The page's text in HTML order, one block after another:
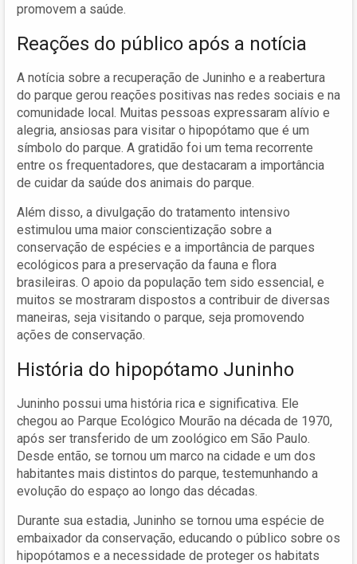
promovem a saúde.
Reações do público após a notícia
A notícia sobre a recuperação de Juninho e a reabertura
do parque gerou reações positivas nas redes sociais e na
comunidade local. Muitas pessoas expressaram alívio e
alegria, ansiosas para visitar o hipopótamo que é um
símbolo do parque. A gratidão foi um tema recorrente
entre os frequentadores, que destacaram a importância
de cuidar da saúde dos animais do parque.
Além disso, a divulgação do tratamento intensivo
estimulou uma maior conscientização sobre a
conservação de espécies e a importância de parques
ecológicos para a preservação da fauna e flora
brasileiras. O apoio da população tem sido essencial, e
muitos se mostraram dispostos a contribuir de diversas
maneiras, seja visitando o parque, seja promovendo
ações de conservação.
História do hipopótamo Juninho
Juninho possui uma história rica e significativa. Ele
chegou ao Parque Ecológico Mourão na década de 1970,
após ser transferido de um zoológico em São Paulo.
Desde então, se tornou um marco na cidade e um dos
habitantes mais distintos do parque, testemunhando a
evolução do espaço ao longo das décadas.
Durante sua estadia, Juninho se tornou uma espécie de
embaixador da conservação, educando o público sobre os
hipopótamos e a necessidade de proteger os habitats